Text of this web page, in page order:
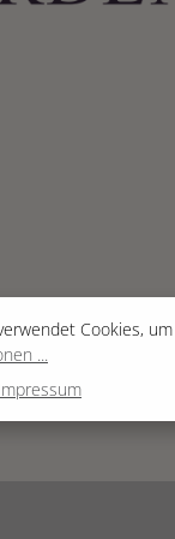
Seit
Cookies,
...